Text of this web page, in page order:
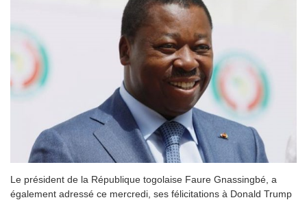
Le président de la République togolaise Faure Gnassingbé, a
également adressé ce mercredi, ses félicitations à Donald Trump